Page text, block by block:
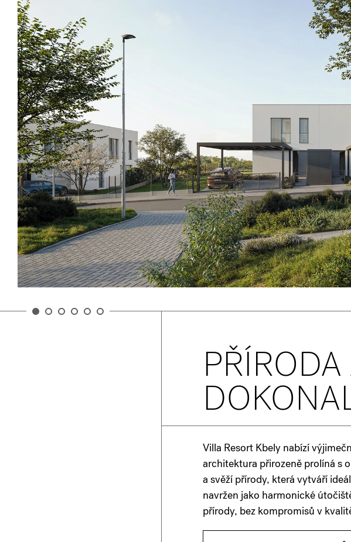
Villa Resort Kbely nabízí
architektura přirozeně prolíná s
a svěží přírody, která vytváří
navržen jako harmonické
přírody, bez kompromisů v